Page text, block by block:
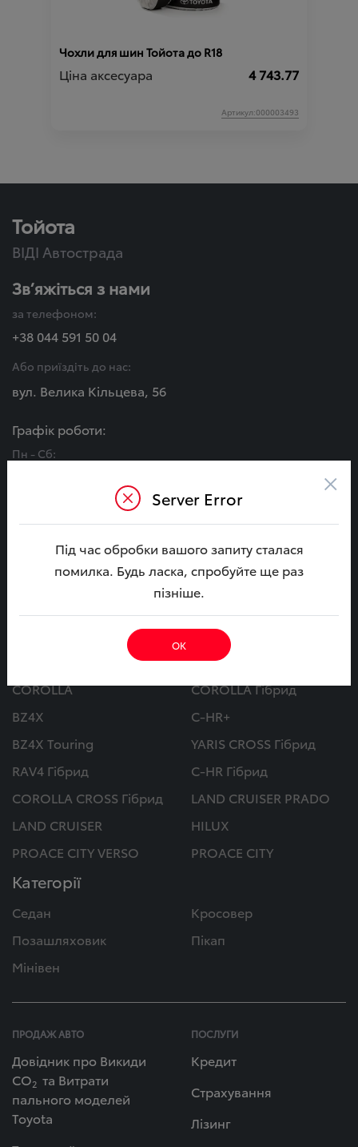
Чохли для шин Тойота до R18
Ціна аксесуара 4 743.77
Артикул:000003493
Тойота
ВІДІ Автострада
Зв’яжіться з нами
за телефоном:
+38 044 591 50 04
Або приїздіть до нас:
вул. Велика Кільцева, 56
Графік роботи:
Пн - Сб:
МИ В СОЦ. МЕРЕЖАХ
CAMRY Гібрид
COROLLA
COROLLA Гібрид
BZ4X
C-HR+
BZ4X Touring
YARIS CROSS Гібрид
RAV4 Гібрид
C-HR Гібрид
COROLLA CROSS Гібрид
LAND CRUISER PRADO
LAND CRUISER
HILUX
PROACE CITY VERSO
PROACE CITY
Категорії
Седан
Кросовер
Позашляховик
Пікап
Мінівен
ПРОДАЖ АВТО
Довідник про Викиди
СО2 та Витрати
пального моделей
Toyota
ПОСЛУГИ
Кредит
Страхування
Лізинг
Server Error ×
Під час обробки вашого запиту сталася
помилка. Будь ласка, спробуйте ще раз
пізніше.
ОК